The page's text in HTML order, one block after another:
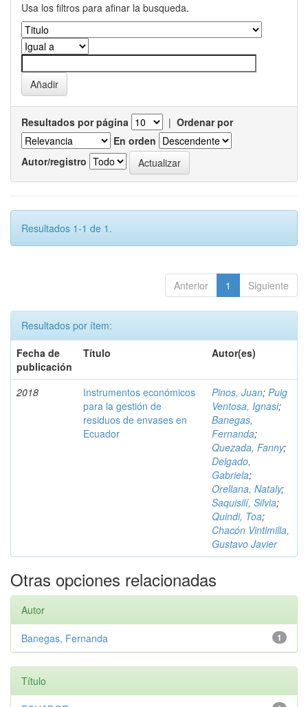
Usa los filtros para afinar la busqueda.
Resultados por página | Ordenar por
En orden
Autor/registro
Resultados 1-1 de 1.
Anterior 1 Siguiente
Resultados por ítem:
Fecha de
publicación
Título Autor(es)
2018
Instrumentos económicos
para la gestión de
residuos de envases en
Ecuador
Pinos, Juan; Puig
Ventosa, Ignasi;
Banegas,
Fernanda;
Quezada, Fanny;
Delgado,
Gabriela;
Orellana, Nataly;
Saquisilí, Silvia;
Quindi, Toa;
Chacón Vintimilla,
Gustavo Javier
Otras opciones relacionadas
Autor
1
Banegas, Fernanda
Título